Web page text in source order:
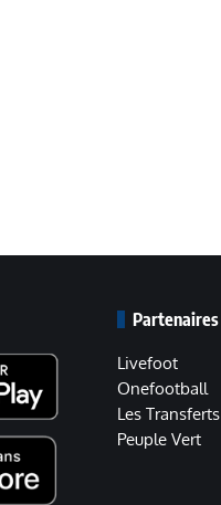
Partenaires
Livefoot
Onefootball
Les Transferts
Peuple Vert